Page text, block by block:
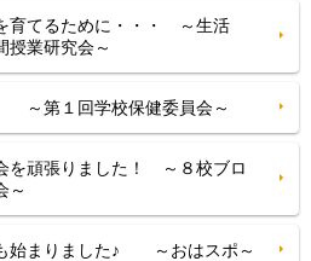
育てるために・・・ ～生活
授業研究会～
第１回学校保健委員会～
を頑張りました！ ～８校ブロ
～
始まりました♪ ～おはスポ～